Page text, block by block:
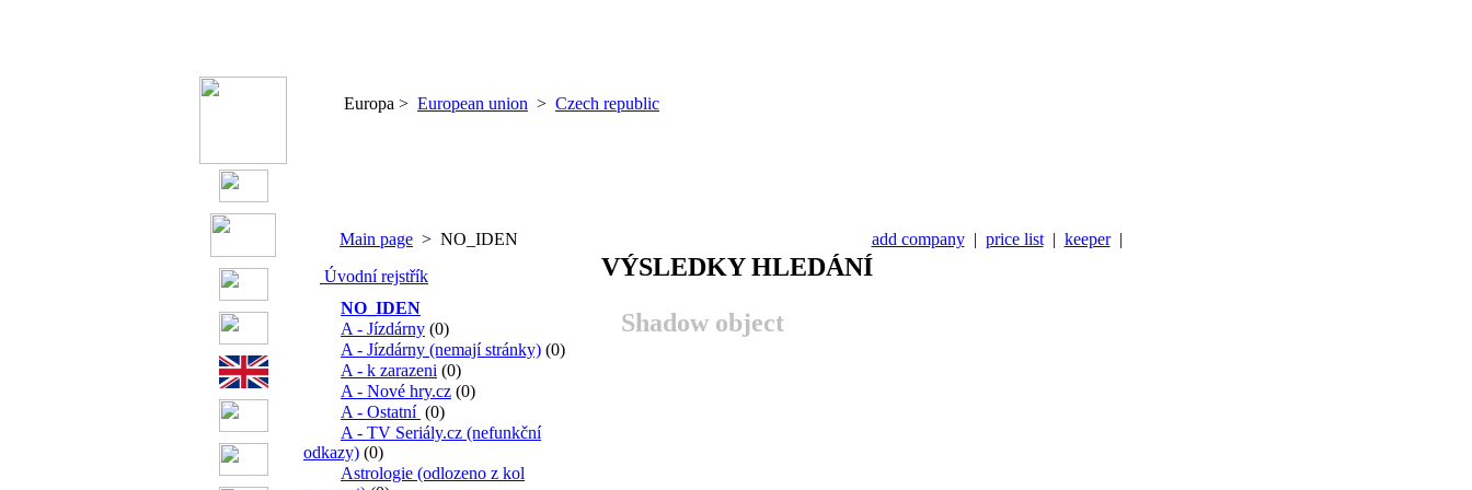
Europa > European union > Czech republic
Main page > NO_IDEN add company| price list| keeper|
Úvodní rejstřík
NO_IDEN
A - Jízdárny (0)
A - Jízdárny (nemají stránky) (0)
A - k zarazeni (0)
A - Nové hry.cz (0)
A - Ostatní (0)
A - TV Seriály.cz (nefunkční
odkazy) (0)
Astrologie (odlozeno z kol
VÝSLEDKY HLEDÁNÍ
Shadow object